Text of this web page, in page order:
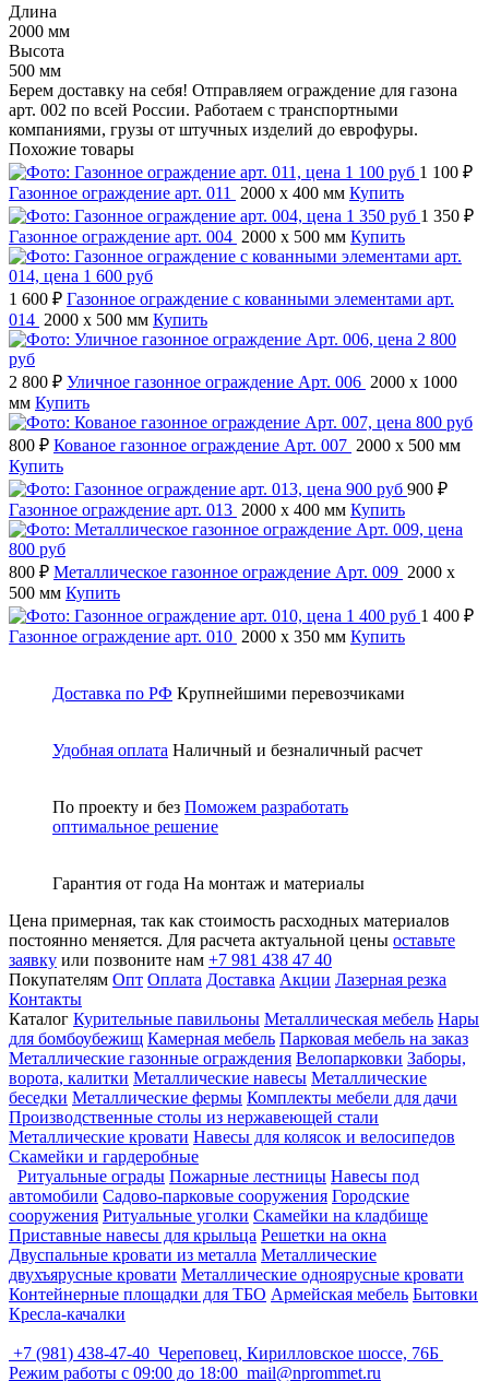
Длина
2000 мм
Высота
500 мм
Берем доставку на себя! Отправляем ограждение для газона
арт. 002 по всей России. Работаем с транспортными
компаниями, грузы от штучных изделий до еврофуры.
Похожие товары
1 100 ₽
Газонное ограждение арт. 011
2000 x 400 мм Купить
1 350 ₽
Газонное ограждение арт. 004 2000 x 500 мм Купить
1 600 ₽ Газонное ограждение с кованными элементами арт.
014 2000 x 500 мм Купить
2 800 ₽ Уличное газонное ограждение Арт. 006 2000 x 1000
мм Купить
800 ₽ Кованое газонное ограждение Арт. 007 2000 x 500 мм
Купить
900 ₽
Газонное ограждение арт. 013 2000 x 400 мм Купить
800 ₽ Металлическое газонное ограждение Арт. 009 2000 x
500 мм Купить
1 400 ₽
Газонное ограждение арт. 010 2000 x 350 мм Купить
Доставка по РФ Крупнейшими перевозчиками
Удобная оплата Наличный и безналичный расчет
По проекту и без Поможем разработать
оптимальное решение
Гарантия от года На монтаж и материалы
Цена примерная, так как стоимость расходных материалов
постоянно меняется. Для расчета актуальной цены оставьте
заявку или позвоните нам +7 981 438 47 40
Покупателям Опт Оплата Доставка Акции Лазерная резка
Контакты
Каталог Курительные павильоны Металлическая мебель Нары
для бомбоубежищ Камерная мебель Парковая мебель на заказ
Металлические газонные ограждения Велопарковки Заборы,
ворота, калитки Металлические навесы Металлические
беседки Металлические фермы Комплекты мебели для дачи
Производственные столы из нержавеющей стали
Металлические кровати Навесы для колясок и велосипедов
Скамейки и гардеробные
Ритуальные ограды Пожарные лестницы Навесы под
автомобили Садово-парковые сооружения Городские
сооружения Ритуальные уголки Скамейки на кладбище
Приставные навесы для крыльца Решетки на окна
Двуспальные кровати из металла Металлические
двухъярусные кровати Металлические одноярусные кровати
Контейнерные площадки для ТБО Армейская мебель Бытовки
Кресла-качалки
+7 (981) 438-47-40 Череповец, Кирилловское шоссе, 76Б
Режим работы с 09:00 до 18:00 mail@nprommet.ru